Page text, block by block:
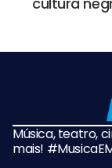
Música, teatro,
mais!